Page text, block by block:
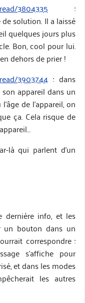
3804335 :
solution. Il a laissé
quelques jours plus
Bon, cool pour lui.
dehors de prier !
3903744: dans
appareil dans un
de l’appareil, on
ça. Cela risque de
là qui parlent d’un
dernière info, et les
un bouton dans un
correspondre :
s’affiche pour
et dans les modes
les autres